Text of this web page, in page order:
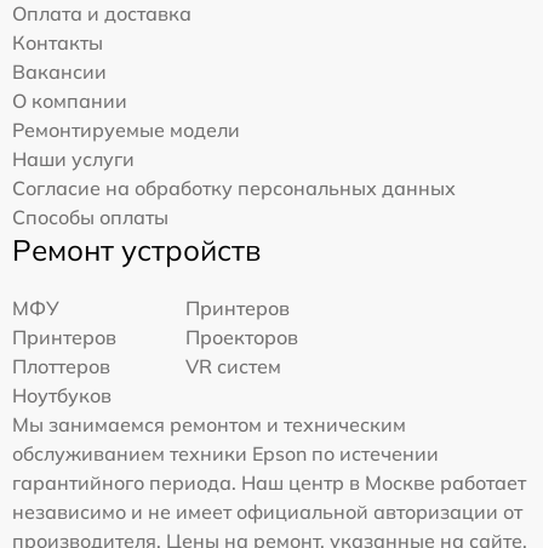
Оплата и доставка
Контакты
Вакансии
О компании
Ремонтируемые модели
Наши услуги
Согласие на обработку персональных данных
Способы оплаты
Ремонт устройств
МФУ
Принтеров
Принтеров
Проекторов
Плоттеров
VR систем
Ноутбуков
Мы занимаемся ремонтом и техническим
обслуживанием техники Epson по истечении
гарантийного периода. Наш центр в Москве работает
независимо и не имеет официальной авторизации от
производителя. Цены на ремонт, указанные на сайте,